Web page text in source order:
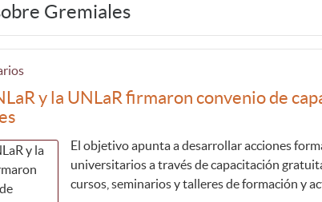
Gremiales
y la UNLaR firmaron convenio de
El objetivo apunta a desarrollar acciones
universitarios a través de capacitación
cursos, seminarios y talleres de formación y